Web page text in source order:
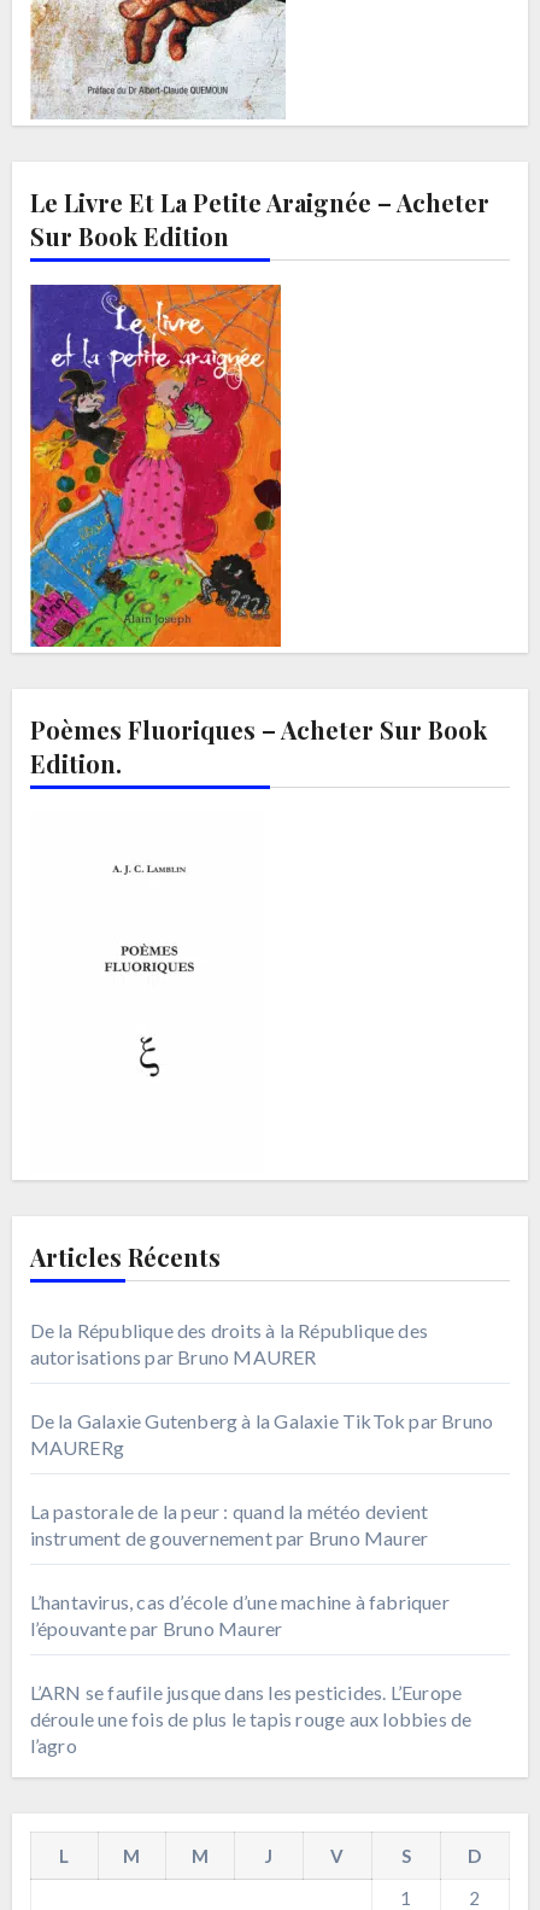
Le Livre Et La Petite Araignée – Acheter
Sur Book Edition
Poèmes Fluoriques – Acheter Sur Book
Edition.
Articles Récents
De la République des droits à la République des
autorisations par Bruno MAURER
De la Galaxie Gutenberg à la Galaxie TikTok par Bruno
MAURERg
La pastorale de la peur : quand la météo devient
instrument de gouvernement par Bruno Maurer
L’hantavirus, cas d’école d’une machine à fabriquer
l’épouvante par Bruno Maurer
L’ARN se faufile jusque dans les pesticides. L’Europe
déroule une fois de plus le tapis rouge aux lobbies de
l’agro
L M M J V S
D
1
2